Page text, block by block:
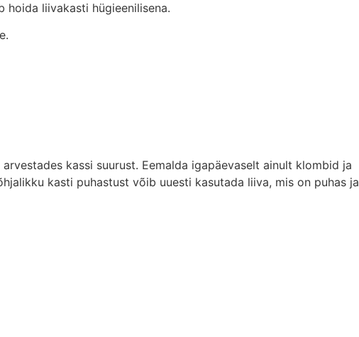
hoida liivakasti hügieenilisena.
kassi suurust. Eemalda igapäevaselt ainult klombid ja
kasti puhastust võib uuesti kasutada liiva, mis on puhas ja